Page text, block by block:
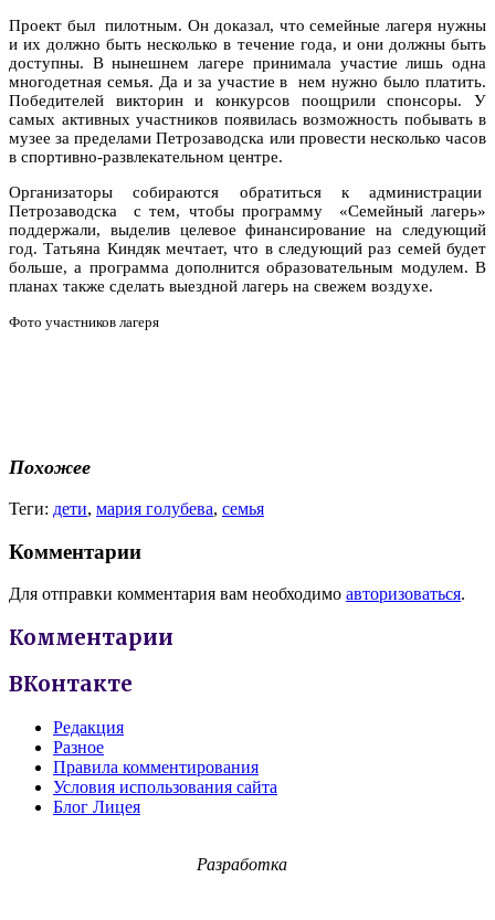
Проект был пилотным. Он доказал, что семейные лагеря нужны
и их должно быть несколько в течение года, и они должны быть
доступны. В нынешнем лагере принимала участие лишь одна
многодетная семья. Да и за участие в нем нужно было платить.
Победителей викторин и конкурсов поощрили спонсоры. У
самых активных участников появилась возможность побывать в
музее за пределами Петрозаводска или провести несколько часов
в спортивно-развлекательном центре.
Организаторы собираются обратиться к администрации
Петрозаводска с тем, чтобы программу «Семейный лагерь»
поддержали, выделив целевое финансирование на следующий
год. Татьяна Киндяк мечтает, что в следующий раз семей будет
больше, а программа дополнится образовательным модулем. В
планах также сделать выездной лагерь на свежем воздухе.
Фото участников лагеря
Похожее
Теги: дети, мария голубева, семья
Комментарии
Для отправки комментария вам необходимо авторизоваться.
Комментарии
ВКонтакте
Редакция
Разное
Правила комментирования
Условия использования сайта
Блог Лицея
Разработка